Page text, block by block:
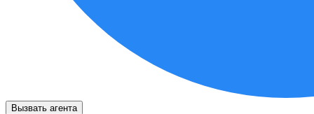
Вызвать агента